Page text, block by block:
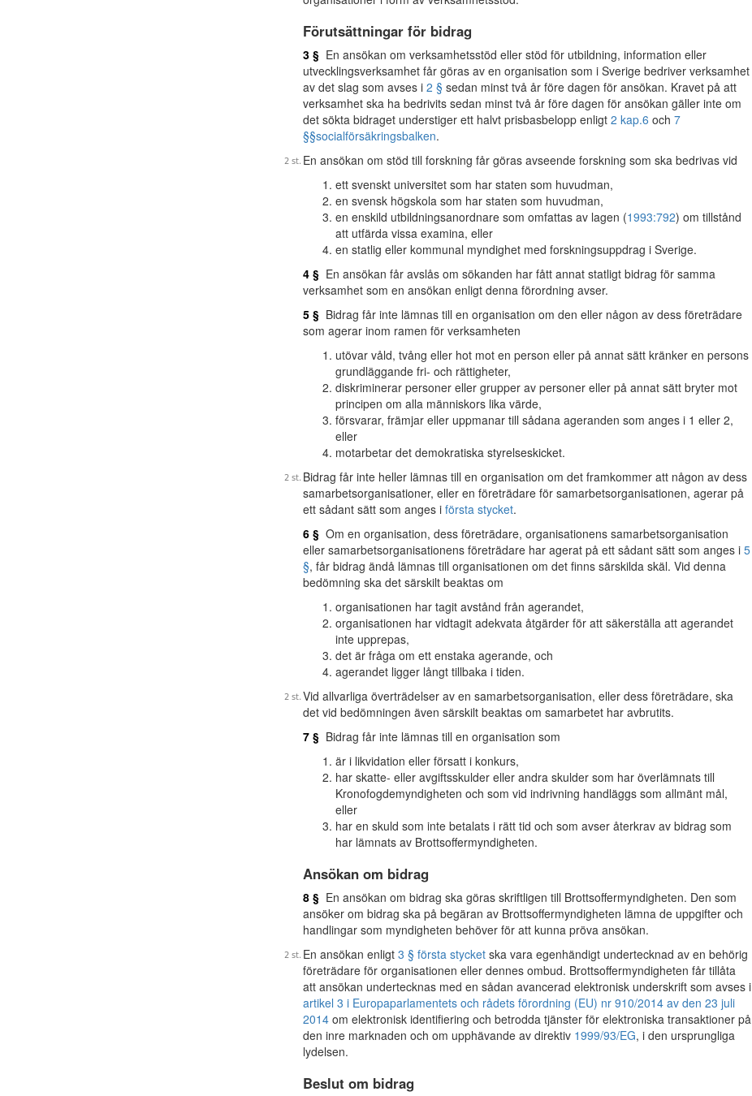
Förutsättningar för bidrag
3 § En ansökan om verksamhetsstöd eller stöd för utbildning, information eller
utvecklingsverksamhet får göras av en organisation som i Sverige bedriver verksamhet
av det slag som avses i 2 § sedan minst två år före dagen för ansökan. Kravet på att
verksamhet ska ha bedrivits sedan minst två år före dagen för ansökan gäller inte om
det sökta bidraget understiger ett halvt prisbasbelopp enligt 2 kap.6 och 7
§§socialförsäkringsbalken.
En ansökan om stöd till forskning får göras avseende forskning som ska bedrivas vid
ett svenskt universitet som har staten som huvudman,
en svensk högskola som har staten som huvudman,
en enskild utbildningsanordnare som omfattas av lagen (1993:792) om tillstånd
att utfärda vissa examina, eller
en statlig eller kommunal myndighet med forskningsuppdrag i Sverige.
4 § En ansökan får avslås om sökanden har fått annat statligt bidrag för samma
verksamhet som en ansökan enligt denna förordning avser.
5 § Bidrag får inte lämnas till en organisation om den eller någon av dess företrädare
som agerar inom ramen för verksamheten
utövar våld, tvång eller hot mot en person eller på annat sätt kränker en persons
grundläggande fri- och rättigheter,
diskriminerar personer eller grupper av personer eller på annat sätt bryter mot
principen om alla människors lika värde,
försvarar, främjar eller uppmanar till sådana ageranden som anges i 1 eller 2,
eller
motarbetar det demokratiska styrelseskicket.
Bidrag får inte heller lämnas till en organisation om det framkommer att någon av dess
samarbetsorganisationer, eller en företrädare för samarbetsorganisationen, agerar på
ett sådant sätt som anges i första stycket.
6 § Om en organisation, dess företrädare, organisationens samarbetsorganisation
eller samarbetsorganisationens företrädare har agerat på ett sådant sätt som anges i 5
§, får bidrag ändå lämnas till organisationen om det finns särskilda skäl. Vid denna
bedömning ska det särskilt beaktas om
organisationen har tagit avstånd från agerandet,
organisationen har vidtagit adekvata åtgärder för att säkerställa att agerandet
inte upprepas,
det är fråga om ett enstaka agerande, och
agerandet ligger långt tillbaka i tiden.
Vid allvarliga överträdelser av en samarbetsorganisation, eller dess företrädare, ska
det vid bedömningen även särskilt beaktas om samarbetet har avbrutits.
7 § Bidrag får inte lämnas till en organisation som
är i likvidation eller försatt i konkurs,
har skatte- eller avgiftsskulder eller andra skulder som har överlämnats till
Kronofogdemyndigheten och som vid indrivning handläggs som allmänt mål,
eller
har en skuld som inte betalats i rätt tid och som avser återkrav av bidrag som
har lämnats av Brottsoffermyndigheten.
Ansökan om bidrag
8 § En ansökan om bidrag ska göras skriftligen till Brottsoffermyndigheten. Den som
ansöker om bidrag ska på begäran av Brottsoffermyndigheten lämna de uppgifter och
handlingar som myndigheten behöver för att kunna pröva ansökan.
En ansökan enligt 3 § första stycket ska vara egenhändigt undertecknad av en behörig
företrädare för organisationen eller dennes ombud. Brottsoffermyndigheten får tillåta
att ansökan undertecknas med en sådan avancerad elektronisk underskrift som avses i
artikel 3 i Europaparlamentets och rådets förordning (EU) nr 910/2014 av den 23 juli
2014 om elektronisk identifiering och betrodda tjänster för elektroniska transaktioner på
den inre marknaden och om upphävande av direktiv 1999/93/EG, i den ursprungliga
lydelsen.
Beslut om bidrag